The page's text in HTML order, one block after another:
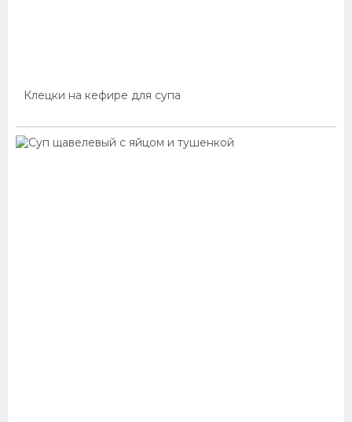
Клецки на кефире для супа